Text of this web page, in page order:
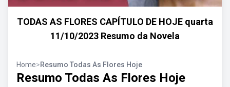
TODAS AS FLORES CAPÍTULO DE HOJE quarta
11/10/2023 Resumo da Novela
Home>Resumo Todas As Flores Hoje
Resumo Todas As Flores Hoje